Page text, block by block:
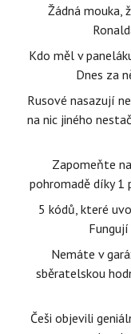
Žádná mouka,
Kdo měl v
Dnes za
Rusové nasazují
na nic jiného
Zapomeňte
pohromadě díky 1
5 kódů, které
Nemáte v
sběratelskou
Češi objevili